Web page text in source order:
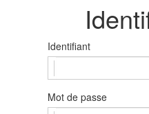
Identifiant
Mot de passe